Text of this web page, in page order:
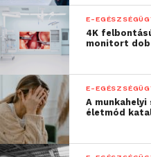
eredményezheti.
Dr. Tamási Lilla
asztmásoknak is
járvány ideje alatt,
az orvosukkal, és a
jobban figyeljenek oda
E-
4K
monitort dob
E-
A
életmód